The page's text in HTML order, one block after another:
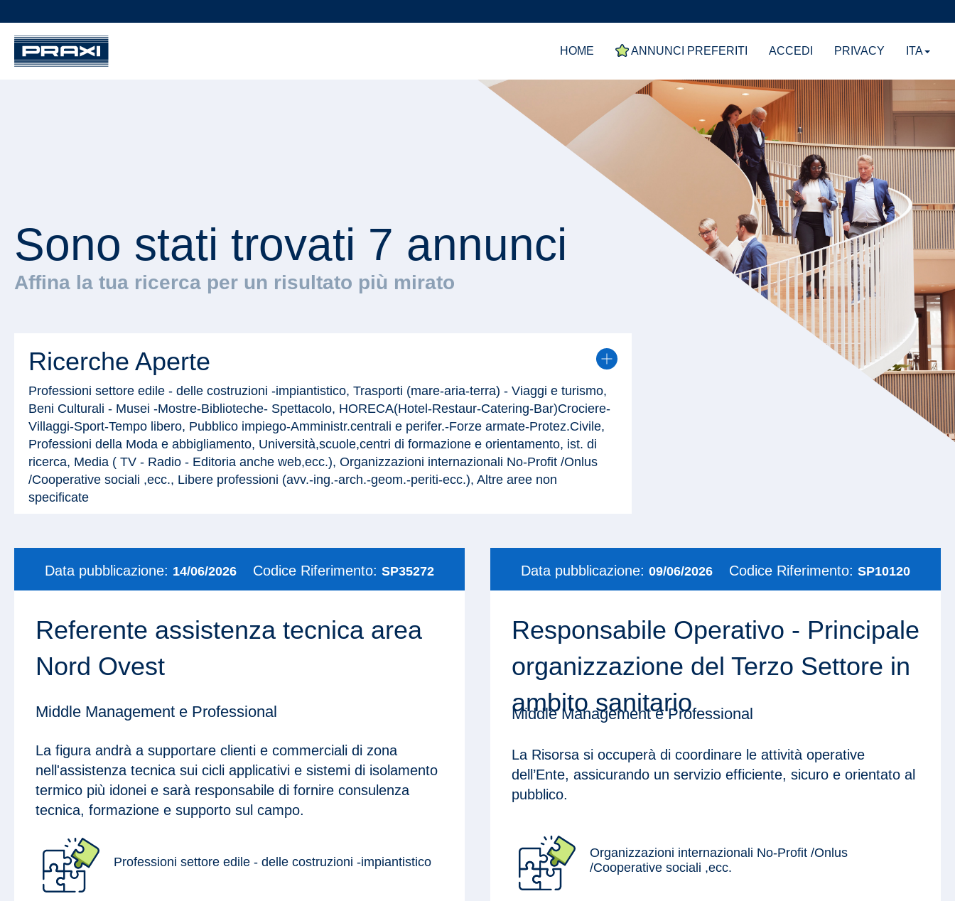
HOME ANNUNCI PREFERITI ACCEDI PRIVACY ITA
Sono stati trovati 7 annunci
Affina la tua ricerca per un risultato più mirato
Ricerche Aperte
Professioni settore edile - delle costruzioni -impiantistico, Trasporti (mare-aria-terra) - Viaggi e turismo,
Beni Culturali - Musei -Mostre-Biblioteche- Spettacolo, HORECA(Hotel-Restaur-Catering-Bar)Crociere-
Villaggi-Sport-Tempo libero, Pubblico impiego-Amministr.centrali e perifer.-Forze armate-Protez.Civile,
Professioni della Moda e abbigliamento, Università,scuole,centri di formazione e orientamento, ist. di
ricerca, Media ( TV - Radio - Editoria anche web,ecc.), Organizzazioni internazionali No-Profit /Onlus
/Cooperative sociali ,ecc., Libere professioni (avv.-ing.-arch.-geom.-periti-ecc.), Altre aree non
specificate
Data pubblicazione: 14/06/2026 Codice Riferimento: SP35272
Referente assistenza tecnica area
Nord Ovest
Middle Management e Professional
La figura andrà a supportare clienti e commerciali di zona
nell'assistenza tecnica sui cicli applicativi e sistemi di isolamento
termico più idonei e sarà responsabile di fornire consulenza
tecnica, formazione e supporto sul campo.
Professioni settore edile - delle costruzioni -impiantistico
Data pubblicazione: 09/06/2026 Codice Riferimento: SP10120
Responsabile Operativo - Principale
organizzazione del Terzo Settore in
ambito sanitario
Middle Management e Professional
La Risorsa si occuperà di coordinare le attività operative
dell’Ente, assicurando un servizio efficiente, sicuro e orientato al
pubblico.
Organizzazioni internazionali No-Profit /Onlus
/Cooperative sociali ,ecc.